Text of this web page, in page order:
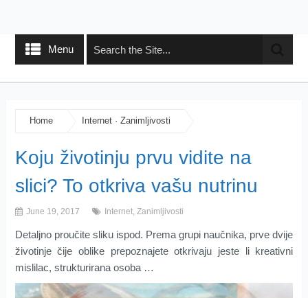
Menu
Home Internet· Zanimljivosti
Koju životinju prvu vidite na
slici? To otkriva vašu nutrinu
June 19, 2017 Internet, Zanimljivosti
Detaljno proučite sliku ispod. Prema grupi naučnika, prve dvije
životinje čije oblike prepoznajete otkrivaju jeste li kreativni
mislilac, strukturirana osoba …